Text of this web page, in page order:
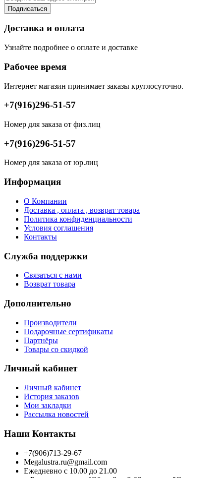
Подписаться
Доставка и оплата
Узнайте подробнее о оплате и доставке
Рабочее время
Интернет магазин принимает заказы круглосуточно.
+7(916)296-51-57
Номер для заказа от физ.лиц
+7(916)296-51-57
Номер для заказа от юр.лиц
Информация
О Компании
Доставка , оплата , возврат товара
Политика конфиденциальности
Условия соглашения
Контакты
Служба поддержки
Связаться с нами
Возврат товара
Дополнительно
Производители
Подарочные сертификаты
Партнёры
Товары со скидкой
Личный кабинет
Личный кабинет
История заказов
Мои закладки
Рассылка новостей
Наши Контакты
+7(906)713-29-67
Megalustra.ru@gmail.com
Ежедневно с 10.00 до 21.00